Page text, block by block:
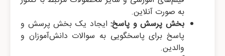
به صورت آنلاین.
بخش پرسش و پاسخ:ایجاد یک بخش پرسش و
پاسخ برای پاسخگویی به سوالات دانش‌آموزان و
والدین.